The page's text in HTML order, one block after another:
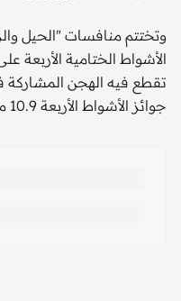
وتختتم منافسات "الحيل
الأشواط الختامية
جوائز الأشواط الأربعة 10.9 مليون ريال.